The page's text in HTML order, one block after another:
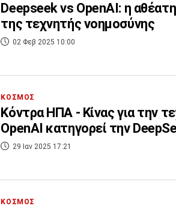
Deepseek vs OpenAI: η
της τεχνητής νοημοσύνης
02 Φεβ 2025 10:00
ΚΟΣΜΟΣ
Κόντρα ΗΠΑ - Κίνας για την
OpenAI κατηγορεί την
29 Ιαν 2025 17:21
ΚΟΣΜΟΣ